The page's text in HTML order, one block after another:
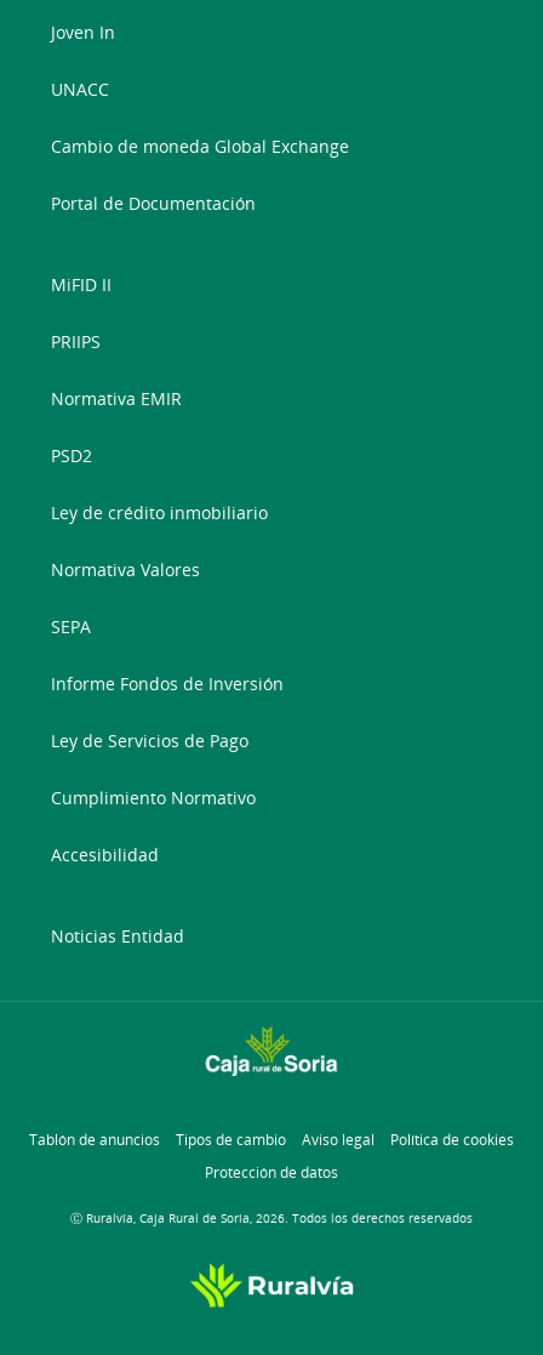
Joven In
UNACC
Cambio de moneda Global Exchange
Portal de Documentación
MiFID II
PRIIPS
Normativa EMIR
PSD2
Ley de crédito inmobiliario
Normativa Valores
SEPA
Informe Fondos de Inversión
Ley de Servicios de Pago
Cumplimiento Normativo
Accesibilidad
Noticias Entidad
Tablón de anuncios Tipos de cambio Aviso legal
Política de cookies
Protección de datos
Ⓒ Ruralvía, Caja Rural de Soria, 2026. Todos los derechos reservados